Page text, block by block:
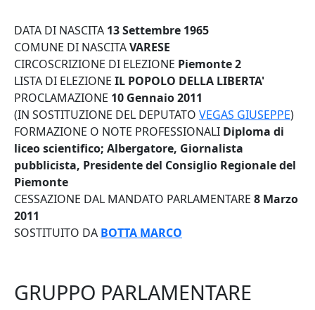
DATA DI NASCITA 13 Settembre 1965
COMUNE DI NASCITAVARESE
CIRCOSCRIZIONE DI ELEZIONE Piemonte 2
LISTA DI ELEZIONE IL POPOLO DELLA LIBERTA'
PROCLAMAZIONE 10 Gennaio 2011
(IN SOSTITUZIONE DEL DEPUTATO VEGAS GIUSEPPE)
FORMAZIONE O NOTE PROFESSIONALI Diploma di
liceo scientifico; Albergatore, Giornalista
pubblicista, Presidente del Consiglio Regionale del
Piemonte
CESSAZIONE DAL MANDATO PARLAMENTARE 8 Marzo
2011
SOSTITUITO DA BOTTA MARCO
GRUPPO PARLAMENTARE